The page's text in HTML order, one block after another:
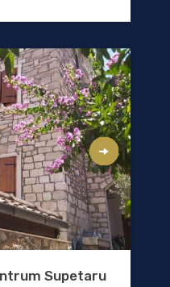
Supetaru